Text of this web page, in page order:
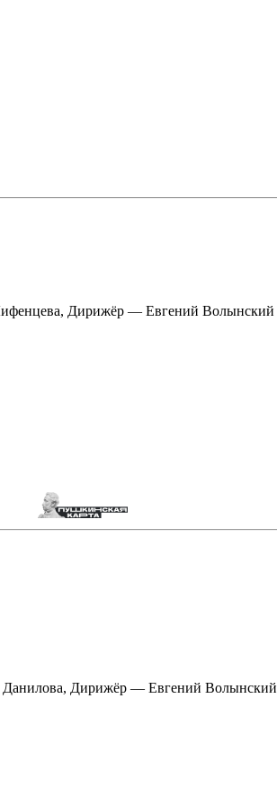
Дирижёр — Евгений Волынский
Данилова, Дирижёр — Евгений Волынский